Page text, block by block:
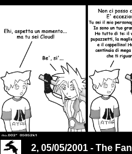
2, 05/05/2001 - The Fan